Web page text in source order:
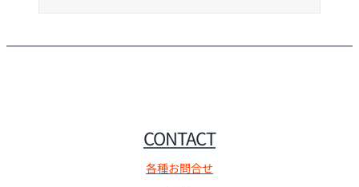
CONTACT
各種お問合せ